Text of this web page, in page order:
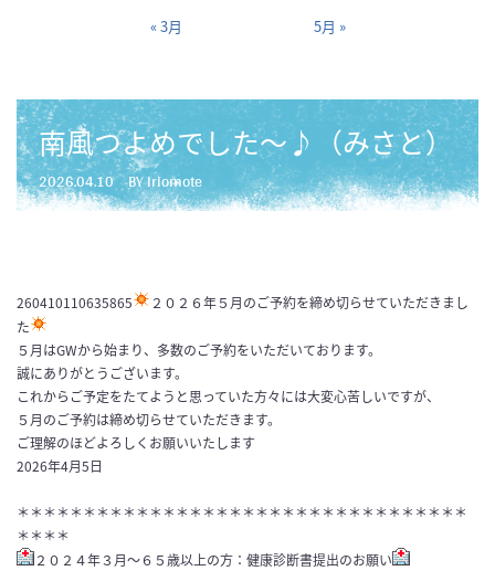
« 3月 5月 »
南風つよめでした～♪（みさと）
2026.04.10 BY iriomote
260410110635865
２０２６年５月のご予約を締め切らせていただきまし
た
５月はGWから始まり、多数のご予約をいただいております。
誠にありがとうございます。
これからご予定をたてようと思っていた方々には大変心苦しいですが、
５月のご予約は締め切らせていただきます。
ご理解のほどよろしくお願いいたします
2026年4月5日
＊＊＊＊＊＊＊＊＊＊＊＊＊＊＊＊＊＊＊＊＊＊＊＊＊＊＊＊＊＊＊＊＊＊
＊＊＊＊
２０２４年３月～６５歳以上の方：健康診断書提出のお願い